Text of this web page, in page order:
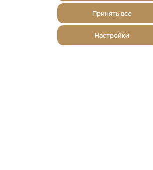
Принять все
Настройки